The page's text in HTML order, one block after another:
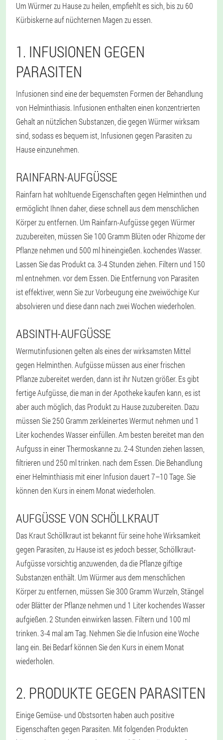
Um Würmer zu Hause zu heilen, empfiehlt es sich, bis zu 60
Kürbiskerne auf nüchternen Magen zu essen.
1. INFUSIONEN GEGEN
PARASITEN
Infusionen sind eine der bequemsten Formen der Behandlung
von Helminthiasis. Infusionen enthalten einen konzentrierten
Gehalt an nützlichen Substanzen, die gegen Würmer wirksam
sind, sodass es bequem ist, Infusionen gegen Parasiten zu
Hause einzunehmen.
RAINFARN-AUFGÜSSE
Rainfarn hat wohltuende Eigenschaften gegen Helminthen und
ermöglicht Ihnen daher, diese schnell aus dem menschlichen
Körper zu entfernen. Um Rainfarn-Aufgüsse gegen Würmer
zuzubereiten, müssen Sie 100 Gramm Blüten oder Rhizome der
Pflanze nehmen und 500 ml hineingießen. kochendes Wasser.
Lassen Sie das Produkt ca. 3-4 Stunden ziehen. Filtern und 150
ml entnehmen. vor dem Essen. Die Entfernung von Parasiten
ist effektiver, wenn Sie zur Vorbeugung eine zweiwöchige Kur
absolvieren und diese dann nach zwei Wochen wiederholen.
ABSINTH-AUFGÜSSE
Wermutinfusionen gelten als eines der wirksamsten Mittel
gegen Helminthen. Aufgüsse müssen aus einer frischen
Pflanze zubereitet werden, dann ist ihr Nutzen größer. Es gibt
fertige Aufgüsse, die man in der Apotheke kaufen kann, es ist
aber auch möglich, das Produkt zu Hause zuzubereiten. Dazu
müssen Sie 250 Gramm zerkleinertes Wermut nehmen und 1
Liter kochendes Wasser einfüllen. Am besten bereitet man den
Aufguss in einer Thermoskanne zu. 2-4 Stunden ziehen lassen,
filtrieren und 250 ml trinken. nach dem Essen. Die Behandlung
einer Helminthiasis mit einer Infusion dauert 7–10 Tage. Sie
können den Kurs in einem Monat wiederholen.
AUFGÜSSE VON SCHÖLLKRAUT
Das Kraut Schöllkraut ist bekannt für seine hohe Wirksamkeit
gegen Parasiten, zu Hause ist es jedoch besser, Schöllkraut-
Aufgüsse vorsichtig anzuwenden, da die Pflanze giftige
Substanzen enthält. Um Würmer aus dem menschlichen
Körper zu entfernen, müssen Sie 300 Gramm Wurzeln, Stängel
oder Blätter der Pflanze nehmen und 1 Liter kochendes Wasser
aufgießen. 2 Stunden einwirken lassen. Filtern und 100 ml
trinken. 3-4 mal am Tag. Nehmen Sie die Infusion eine Woche
lang ein. Bei Bedarf können Sie den Kurs in einem Monat
wiederholen.
2. PRODUKTE GEGEN PARASITEN
Einige Gemüse- und Obstsorten haben auch positive
Eigenschaften gegen Parasiten. Mit folgenden Produkten